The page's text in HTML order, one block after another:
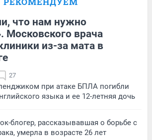
что нам нужно
Московского врача
из-за мата в
27
при атаке БПЛА погибли
языка и ее 12-летняя дочь
блогер, рассказывавшая о борьбе с
умерла в возрасте 26 лет